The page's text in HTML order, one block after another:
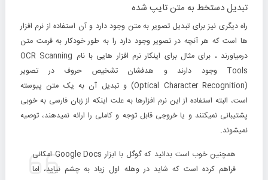
تبدیل دستخط به متن تایپ شده
راه دیگری نیز برای تبدیل تصویر به متن وجود دارد و آن استفاده از نرم افزار
ها است که هر آنچه در تصویر وجود دارد را به طور خودکار به فرمت متن
درمیاورند ، برای مثال برای اینکار نرم افزار هایی با نام OCR Scanning
Tools وجود دارند و هدفشان تشخیص حروف در تصویر
(
Optical CharacterR
ecognition) و تبدیل آن به یک متن پیوسته
است، البته استفاده از این نرم افزارها به علت اینکه از زبان فارسی به خوبی
پشتیبانی نمیکنند و یا خروجی قابل توجه و کاملی را ارائه نمیدهند، توصیه
نمیشوند.
همچنین خوب است بدانید که گوگل با ابزار Google Docs امکانی
فراهم کرده است که شاید در وهله اول زیاد به چشم نیاید، اما